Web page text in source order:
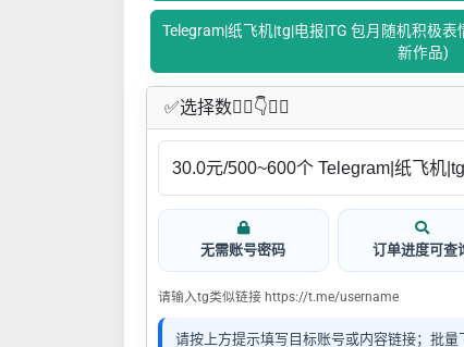
Telegram|纸飞机|tg|电报|TG 包月随机积极
新作品)
✅​选择数👇🏻​​👇👇🏻​​
无需账号密码 订单进度可查
请输入tg类似链接 https://t.me/username
请按上方提示填写目标账号或内容链接；批量